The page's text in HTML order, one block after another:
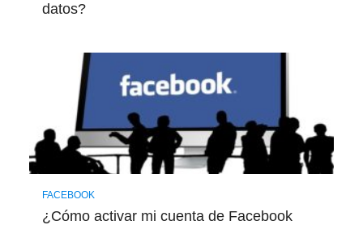
datos?
FACEBOOK
¿Cómo activar mi cuenta de Facebook